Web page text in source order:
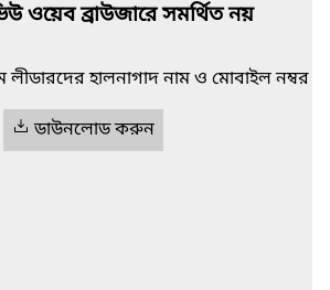
ওয়েব ব্রাউজারে সমর্থিত নয়
লীডারদের হালনাগাদ নাম ও মোবাইল নম্বর
ডাউনলোড করুন